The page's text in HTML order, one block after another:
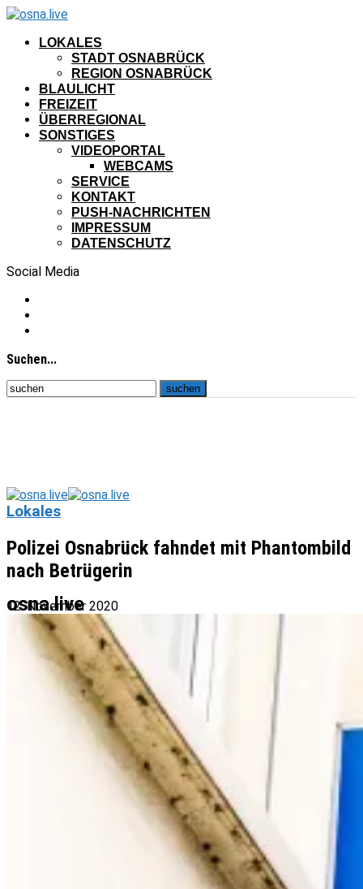
LOKALES
STADT OSNABRÜCK
REGION OSNABRÜCK
BLAULICHT
FREIZEIT
ÜBERREGIONAL
SONSTIGES
VIDEOPORTAL
WEBCAMS
SERVICE
KONTAKT
PUSH-NACHRICHTEN
IMPRESSUM
DATENSCHUTZ
Social Media
Suchen...
osna.live
Lokales
Polizei Osnabrück fahndet mit Phantombild
nach Betrügerin
12. November 2020